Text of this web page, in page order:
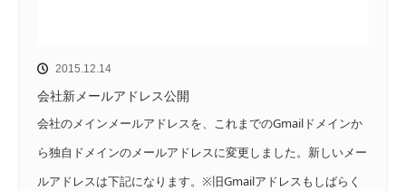
2015.12.14
会社新メールアドレス公開
会社のメインメールアドレスを、これまでのGmailドメインか
ら独自ドメインのメールアドレスに変更しました。新しいメー
ルアドレスは下記になります。※旧Gmailアドレスもしばらく